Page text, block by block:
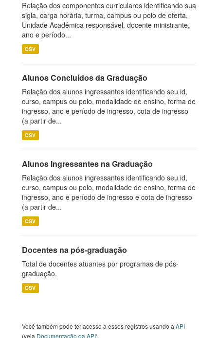
Relação dos componentes curriculares identificando sua
sigla, carga horária, turma, campus ou polo de oferta,
Unidade Acadêmica responsável, docente ministrante,
ano e período...
CSV
Alunos Concluídos da Graduação
Relação dos alunos ingressantes identificando seu id,
curso, campus ou polo, modalidade de ensino, forma de
ingresso, ano e período de ingresso, cota de ingresso
(a partir de...
CSV
Alunos Ingressantes na Graduação
Relação dos alunos ingressantes identificando seu id,
curso, campus ou polo, modalidade de ensino, forma de
ingresso, ano e período de ingresso e cota de ingresso
(a partir de...
CSV
Docentes na pós-graduação
Total de docentes atuantes por programas de pós-
graduação.
CSV
Você também pode ter acesso a esses registros usando a API
(veja Documentação da API).